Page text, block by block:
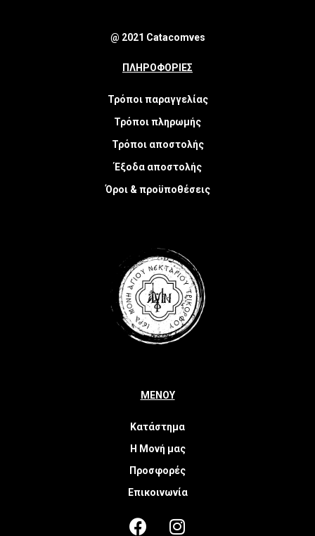
@ 2021 Catacomves
ΠΛΗΡΟΦΟΡΙΕΣ
Τρόποι παραγγελίας
Τρόποι πληρωμής
Τρόποι αποστολής
Έξοδα αποστολής
Όροι & προϋποθέσεις
ΜΕΝΟΥ
Κατάστημα
Η Μονή μας
Προσφορές
Επικοινωνία